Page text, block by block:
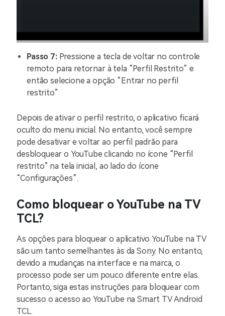
Passo 7: Pressione a tecla de voltar no controle
remoto para retornar à tela “Perfil Restrito” e
então selecione a opção “Entrar no perfil
restrito”
Depois de ativar o perfil restrito, o aplicativo ficará
oculto do menu inicial. No entanto, você sempre
pode desativar e voltar ao perfil padrão para
desbloquear o YouTube clicando no ícone “Perfil
restrito” na tela inicial, ao lado do ícone
“Configurações”.
Como bloquear o YouTube na TV
TCL?
As opções para bloquear o aplicativo YouTube na TV
são um tanto semelhantes às da Sony. No entanto,
devido a mudanças na interface e na marca, o
processo pode ser um pouco diferente entre elas.
Portanto, siga estas instruções para bloquear com
sucesso o acesso ao YouTube na Smart TV Android
TCL.